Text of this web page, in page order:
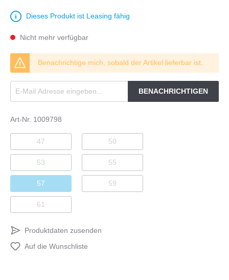
Dieses Produkt ist Leasing fähig
Nicht mehr verfügbar
Benachrichtige mich, sobald der Artikel lieferbar ist.
BENACHRICHTIGEN
Art-Nr. 1009798
47 50
53 55
57 59
61
Produktdaten zusenden
Auf die Wunschliste